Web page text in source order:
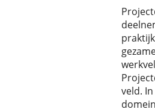
veld.